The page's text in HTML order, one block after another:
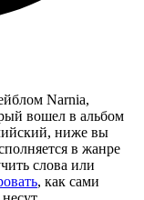
Narnia,
вошел в альбом
ниже вы
в жанре
слова или
, как сами